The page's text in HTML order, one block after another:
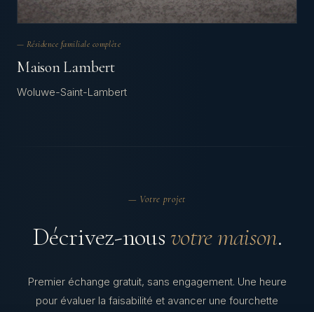
— Résidence familiale complète
Maison Lambert
Woluwe-Saint-Lambert
— Votre projet
Décrivez-nous votre maison.
Premier échange gratuit, sans engagement. Une heure
pour évaluer la faisabilité et avancer une fourchette